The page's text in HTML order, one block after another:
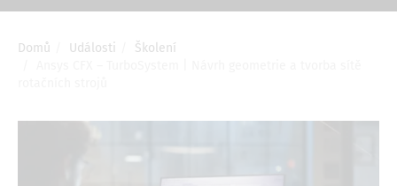
Drobečková
Domů Události
Školení